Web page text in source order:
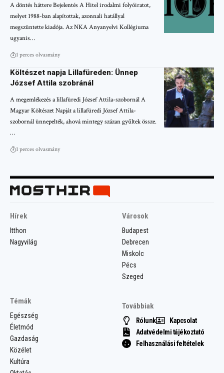
A döntés háttere Bejelentés A Hitel irodalmi folyóiratot,
melyet 1988-ban alapítottak, azonnali hatállyal
megszüntette kiadója. Az NKA Anyanyelvi Kollégiuma
ugyanis…
1 perces olvasmány
Költészet napja Lillafüreden: Ünnep
József Attila szobránál
A megemlékezés a lillafüredi József Attila-szobornál A
Magyar Költészet Napját a lillafüredi József Attila-
szobornál ünnepelték, ahová mintegy százan gyűltek össze.
…
1 perces olvasmány
Hírek
Itthon
Nagyvilág
Városok
Budapest
Debrecen
Miskolc
Pécs
Szeged
Témák
Egészség
Életmód
Gazdaság
Közélet
Kultúra
Továbbiak
Rólunk
Kapcsolat
Adatvédelmi tájékoztató
Felhasználási feltételek